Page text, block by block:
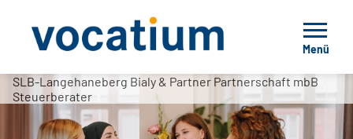
Menü
SLB-Langehaneberg Bialy & Partner Partnerschaft mbB
Steuerberater